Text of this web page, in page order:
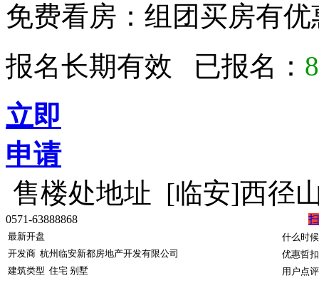
免费看房： 组团买房有
报名长期有效 已报名：
立即
申请
售楼处地址 [临安]西径
0571-63888868
最新开盘
什么时
开发商 杭州临安新都房地产开发有限公司
优惠哲扣
建筑类型 住宅 别墅 用户点评